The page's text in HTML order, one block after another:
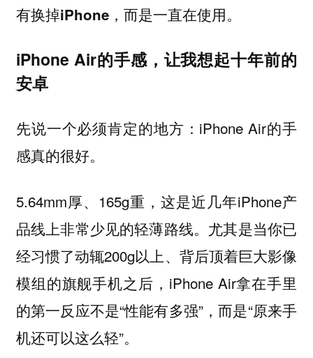
有换掉iPhone，而是一直在使用。
iPhone Air的手感，让我想起十年前的
安卓
先说一个必须肯定的地方：iPhone Air的手
感真的很好。
5.64mm厚、165g重，这是近几年iPhone产
品线上非常少见的轻薄路线。尤其是当你已
经习惯了动辄200g以上、背后顶着巨大影像
模组的旗舰手机之后，iPhone Air拿在手里
的第一反应不是“性能有多强”，而是“原来手
机还可以这么轻”。